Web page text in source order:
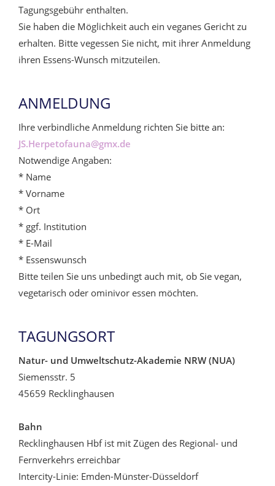
Tagungsgebühr enthalten.
Sie haben die Möglichkeit auch ein veganes Gericht zu
erhalten. Bitte vegessen Sie nicht, mit ihrer Anmeldung
ihren Essens-Wunsch mitzuteilen.
ANMELDUNG
Ihre verbindliche Anmeldung richten Sie bitte an:
JS.Herpetofauna@gmx.de
Notwendige Angaben:
* Name
* Vorname
* Ort
* ggf. Institution
* E-Mail
* Essenswunsch
Bitte teilen Sie uns unbedingt auch mit, ob Sie vegan,
vegetarisch oder ominivor essen möchten.
TAGUNGSORT
Natur- und Umweltschutz-Akademie NRW (NUA)
Siemensstr. 5
45659 Recklinghausen
Bahn
Recklinghausen Hbf ist mit Zügen des Regional- und
Fernverkehrs erreichbar
Intercity-Linie: Emden-Münster-Düsseldorf